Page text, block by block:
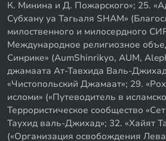
К. Минина и Д. Пожарского»; 25.
Субхану уа Тагьаля SHAM»
милоственного и милосердного
Международное религиозное
Синрике» (AumShinrikyo, AUM,
джамаата Ат-Тавхида Валь-
«Чистопольский Джамаат»; 29.
исломи» («Путеводитель в
Террористическое сообщество
Таухид валь-Джихад»; 32. «Хайят
(«Организация освобождения